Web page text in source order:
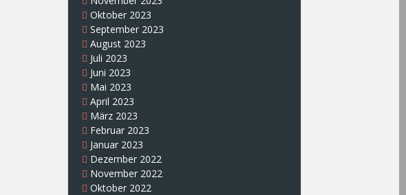
Oktober 2023
September 2023
August 2023
Juli 2023
Juni 2023
Mai 2023
April 2023
März 2023
Februar 2023
Januar 2023
Dezember 2022
November 2022
Oktober 2022